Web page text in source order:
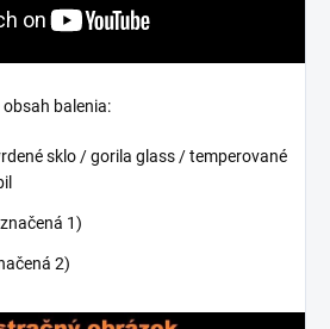
balenia:
sklo / gorila glass / temperované
1)
2)